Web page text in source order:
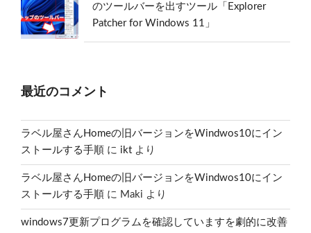
のツールバーを出すツール「Explorer
Patcher for Windows 11」
最近のコメント
ラベル屋さんHomeの旧バージョンをWindwos10にイン
ストールする手順 に ikt より
ラベル屋さんHomeの旧バージョンをWindwos10にイン
ストールする手順 に Maki より
windows7更新プログラムを確認していますを劇的に改善